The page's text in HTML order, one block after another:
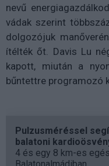
nevű
vádak szerint
dolgozójuk
ítélték őt. Davis Lu
kapott, miután a
bűntettre programozó
Pulzusméréssel
balatoni
4 és egy 8 km-es
Balatonalmádiban.